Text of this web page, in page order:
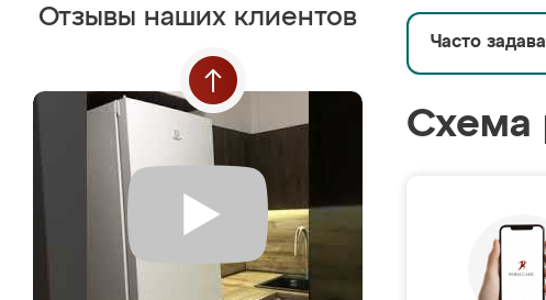
Отзывы наших клиентов
Часто
Схема